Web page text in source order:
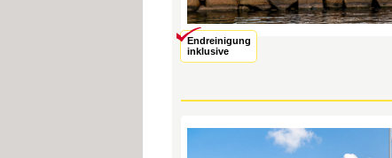
Endreinigung
inklusive